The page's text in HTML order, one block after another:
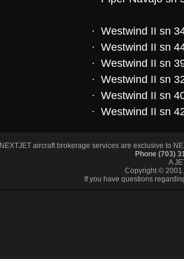
· Westwind II sn
· Westwind II sn
· Westwind II sn
· Westwind II sn
· Westwind II sn
· Westwind II sn
NEXTJET aircraft brokerage services are exclusive to
Phone (703)
A
Copyright ©
If you have questions